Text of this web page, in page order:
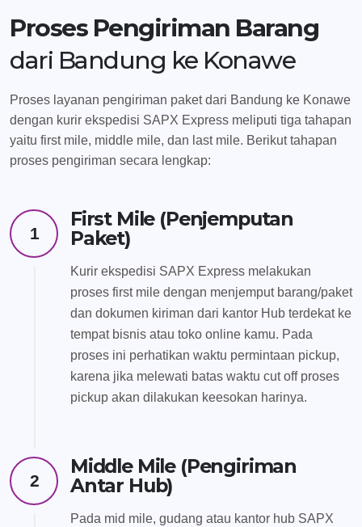
Proses Pengiriman Barang
dari Bandung ke Konawe
Proses layanan pengiriman paket dari Bandung ke Konawe
dengan kurir ekspedisi SAPX Express meliputi tiga tahapan
yaitu first mile, middle mile, dan last mile. Berikut tahapan
proses pengiriman secara lengkap:
1
First Mile (Penjemputan
Paket)
Kurir ekspedisi SAPX Express melakukan
proses first mile dengan menjemput barang/paket
dan dokumen kiriman dari kantor Hub terdekat ke
tempat bisnis atau toko online kamu. Pada
proses ini perhatikan waktu permintaan pickup,
karena jika melewati batas waktu cut off proses
pickup akan dilakukan keesokan harinya.
2
Middle Mile (Pengiriman
Antar Hub)
Pada mid mile, gudang atau kantor hub SAPX